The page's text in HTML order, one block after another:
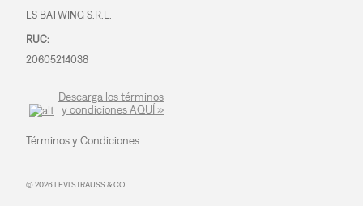
LS BATWING S.R.L.
RUC:
20605214038
Descarga los términos
y condiciones AQUÍ »
Términos y Condiciones
© 2026 LEVI STRAUSS & CO